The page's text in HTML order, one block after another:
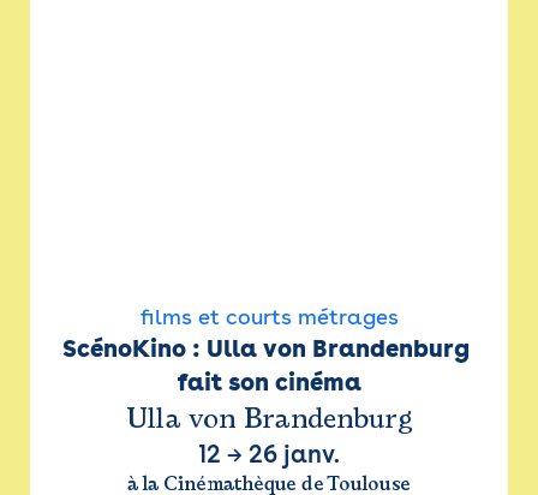
films et courts métrages
ScénoKino : Ulla von Brandenburg
fait son cinéma
Ulla von Brandenburg
12 → 26 janv.
à la Cinémathèque de Toulouse